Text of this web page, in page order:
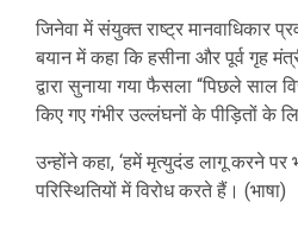
जिनेवा में संयुक्त राष्ट्र मानवाधिकार
बयान में कहा कि हसीना और पूर्व गृह
द्वारा सुनाया गया फैसला “पिछले साल
किए गए गंभीर उल्लंघनों के पीड़ितों के
उन्होंने कहा, ‘हमें मृत्युदंड लागू करने
परिस्थितियों में विरोध करते हैं। (भाषा)